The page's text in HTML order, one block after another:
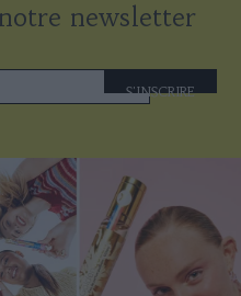
newsletter
S'INSCRIRE